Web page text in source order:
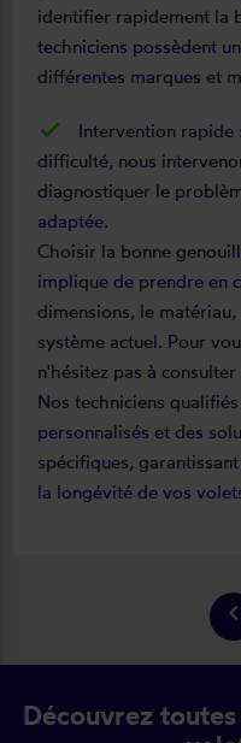
identifier rapidement la
techniciens possèdent
différentes marques et
Intervention rapide
difficulté, nous
diagnostiquer le
adaptée.
Choisir la bonne
implique de prendre en
dimensions, le
système actuel. Pour
n'hésitez pas à
Nos techniciens
personnalisés et des
spécifiques,
la longévité de vos
keyboard_arrow_left
Découvrez